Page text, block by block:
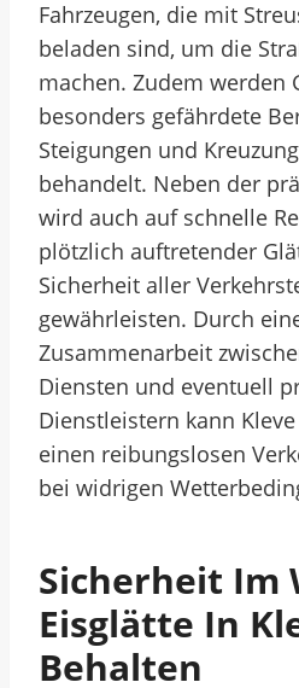
Fahrzeugen, die mit
beladen sind, um die
machen. Zudem werden
besonders gefährdete
Steigungen und
behandelt. Neben der
wird auch auf schnelle
plötzlich auftretender
Sicherheit aller
gewährleisten. Durch
Zusammenarbeit
Diensten und eventuell
Dienstleistern kann
einen reibungslosen
bei widrigen
Sicherheit Im
Eisglätte In
Behalten